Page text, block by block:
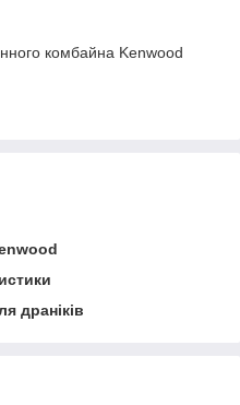
комбайна Kenwood
драніків